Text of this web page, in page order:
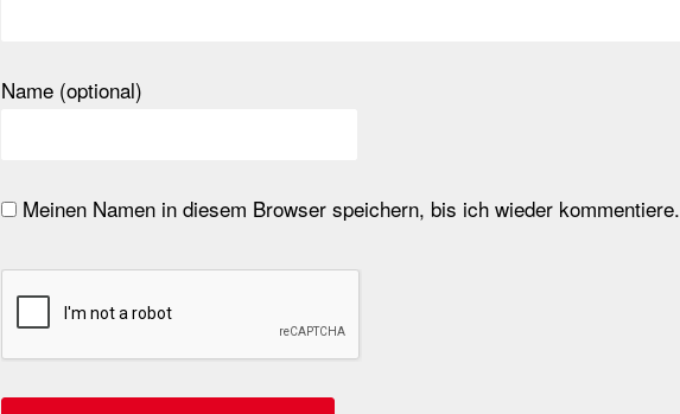
Name (optional)
Meinen Namen in diesem Browser speichern, bis ich wieder kommentiere.